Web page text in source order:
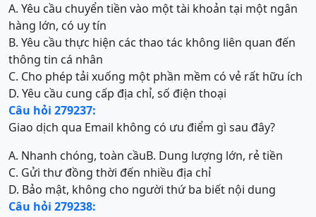
A. Yêu cầu chuyển tiền vào một tài khoản tại một ngân
hàng lớn, có uy tín
B. Yêu cầu thực hiện các thao tác không liên quan đến
thông tin cá nhân
C. Cho phép tải xuống một phần mềm có vẻ rất hữu ích
D. Yêu cầu cung cấp địa chỉ, số điện thoại
Câu hỏi 279237:
Giao dịch qua Email không có ưu điểm gì sau đây?
A. Nhanh chóng, toàn cầuB. Dung lượng lớn, rẻ tiền
C. Gửi thư đồng thời đến nhiều địa chỉ
D. Bảo mật, không cho người thứ ba biết nội dung
Câu hỏi 279238: